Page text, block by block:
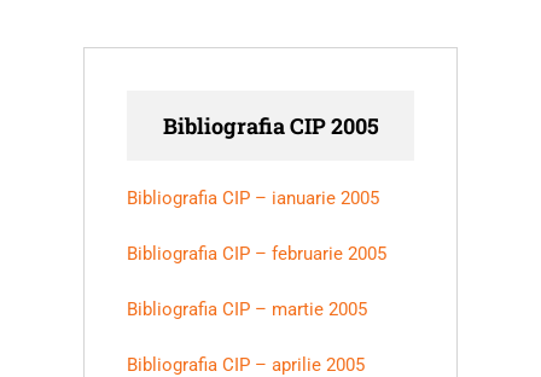
Bibliografia CIP 2005
Bibliografia CIP – ianuarie 2005
Bibliografia CIP – februarie 2005
Bibliografia CIP – martie 2005
Bibliografia CIP – aprilie 2005